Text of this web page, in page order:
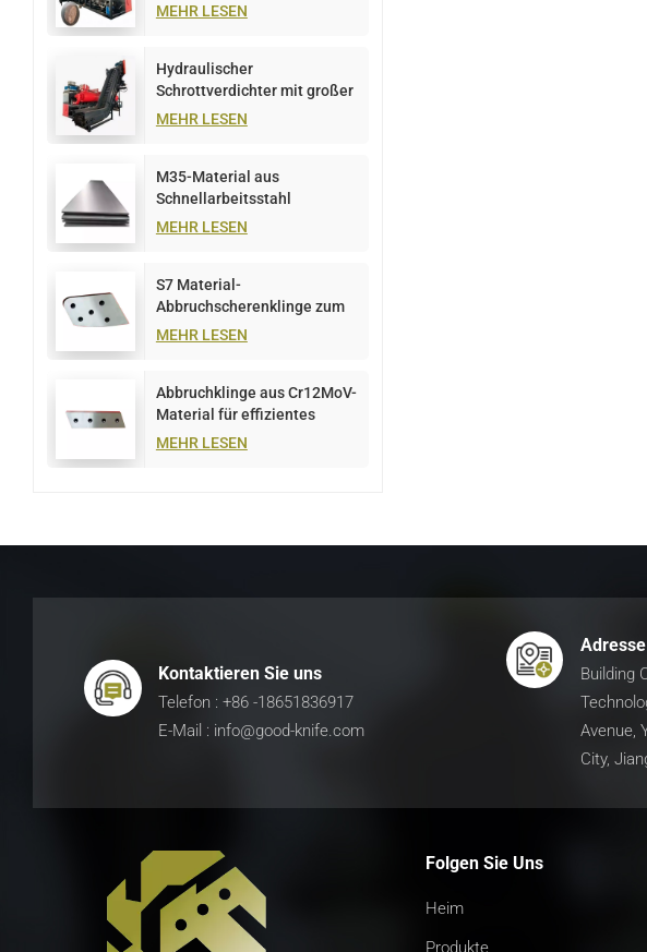
MEHR LESEN
Hydraulischer
Schrottverdichter mit großer
Kapazität, 1000 t
MEHR LESEN
M35-Material aus
Schnellarbeitsstahl
MEHR LESEN
S7 Material-
Abbruchscherenklinge zum
Schneiden von Metallplatten
MEHR LESEN
Abbruchklinge aus Cr12MoV-
Material für effizientes
Metallschneiden
MEHR LESEN
Kontaktieren Sie uns
Telefon : +86 -18651836917
E-Mail : info@good-knife.com
Adresse
Building
Avenue,
City,
Folgen Sie Uns
Heim
Produkte